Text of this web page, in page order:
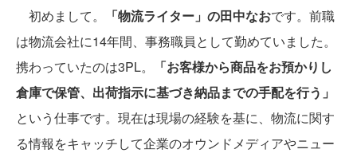
初めまして。 「物流ライター」の田中なおです。前職
は物流会社に14年間、事務職員として勤めていました。
携わっていたのは3PL。
「お客様から商品をお預かりし
倉庫で保管、出荷指示に基づき納品までの手配を行う」
という仕事です。現在は現場の経験を基に、物流に関す
る情報をキャッチして企業のオウンドメディアやニュー